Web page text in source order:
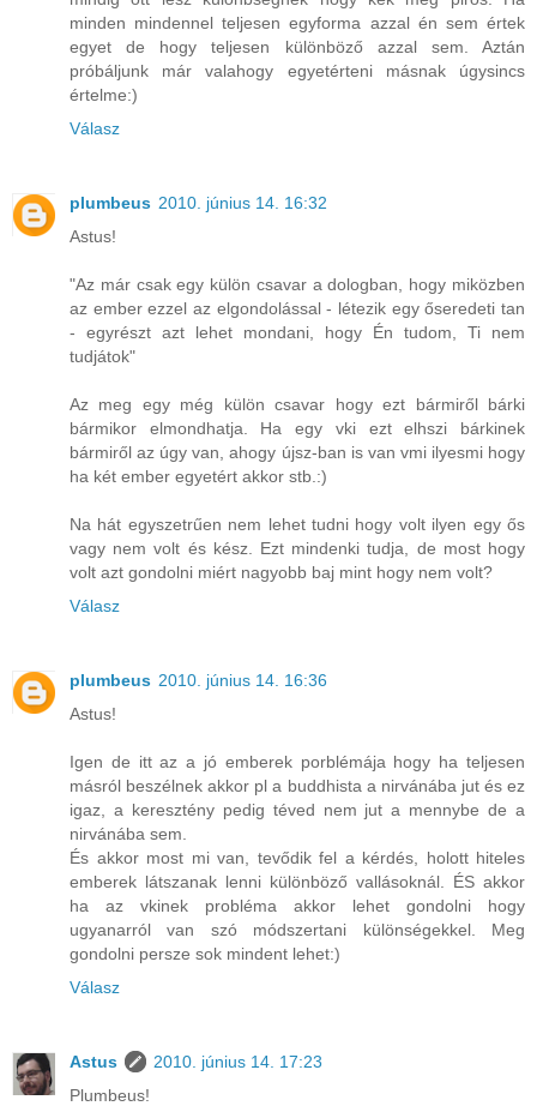
minden mindennel teljesen egyforma azzal én sem értek
egyet de hogy teljesen különböző azzal sem. Aztán
próbáljunk már valahogy egyetérteni másnak úgysincs
értelme:)
Válasz
plumbeus 2010. június 14. 16:32
Astus!
"Az már csak egy külön csavar a dologban, hogy miközben
az ember ezzel az elgondolással - létezik egy őseredeti tan
- egyrészt azt lehet mondani, hogy Én tudom, Ti nem
tudjátok"
Az meg egy még külön csavar hogy ezt bármiről bárki
bármikor elmondhatja. Ha egy vki ezt elhszi bárkinek
bármiről az úgy van, ahogy újsz-ban is van vmi ilyesmi hogy
ha két ember egyetért akkor stb.:)
Na hát egyszetrűen nem lehet tudni hogy volt ilyen egy ős
vagy nem volt és kész. Ezt mindenki tudja, de most hogy
volt azt gondolni miért nagyobb baj mint hogy nem volt?
Válasz
plumbeus 2010. június 14. 16:36
Astus!
Igen de itt az a jó emberek porblémája hogy ha teljesen
másról beszélnek akkor pl a buddhista a nirvánába jut és ez
igaz, a keresztény pedig téved nem jut a mennybe de a
nirvánába sem.
És akkor most mi van, tevődik fel a kérdés, holott hiteles
emberek látszanak lenni különböző vallásoknál. ÉS akkor
ha az vkinek probléma akkor lehet gondolni hogy
ugyanarról van szó módszertani különségekkel. Meg
gondolni persze sok mindent lehet:)
Válasz
Astus
2010. június 14. 17:23
Plumbeus!